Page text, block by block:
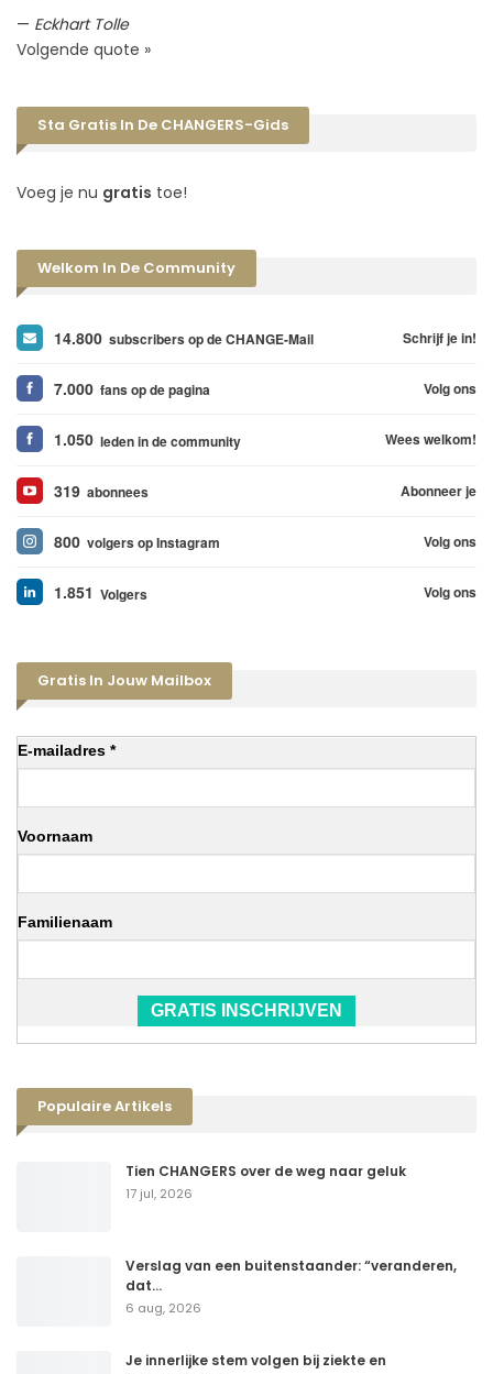
— Eckhart Tolle
Volgende quote »
Sta Gratis In De CHANGERS-Gids
Voeg je nu gratis toe!
Welkom In De Community
14.800 subscribers op de CHANGE-Mail Schrijf je in!
7.000 fans op de pagina Volg ons
1.050 leden in de community Wees welkom!
319 abonnees Abonneer je
800 volgers op Instagram Volg ons
1.851 Volgers Volg ons
Gratis In Jouw Mailbox
E-mailadres *
Voornaam
Familienaam
GRATIS INSCHRIJVEN
Populaire Artikels
Tien CHANGERS over de weg naar geluk
17 jul, 2026
Verslag van een buitenstaander: “veranderen,
dat…
6 aug, 2026
Je innerlijke stem volgen bij ziekte en